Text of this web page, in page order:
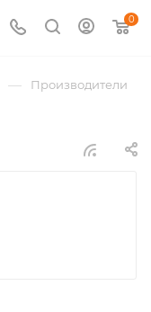
0
— Производители